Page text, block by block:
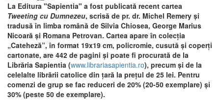
La Editura "Sapientia" a fost publicată recent cartea
Tweeting cu Dumnezeu, scrisă de pr. dr. Michel Remery și
tradusă în limba română de Silvia Chiosea, George Marius
Nicoară și Romana Petrovan. Cartea apare în colecţia
„Cateheză”, în format 19x19 cm, policromie, cusută și coperți
cartonate, are 442 de pagini şi poate fi procurată de la
Librăria Sapientia (www.librariasapientia.ro), precum şi de la
celelalte librării catolice din ţară la prețul de 25 lei. Pentru
comenzi de grup se fac reduceri de 20% (20-50 exemplare) și
30% (peste 50 de exemplare).